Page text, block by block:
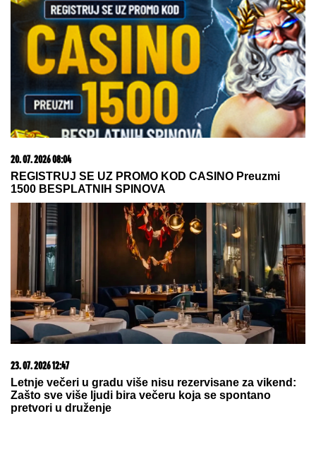
Koliko visoku temperaturu ljudsko telo može da izdrži?
20. 07. 2026 08:04
REGISTRUJ SE UZ PROMO KOD CASINO Preuzmi
1500 BESPLATNIH SPINOVA